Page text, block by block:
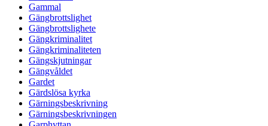
Gammal
Gängbrottslighet
Gängbrottslighete
Gängkriminalitet
Gängkriminaliteten
Gängskjutningar
Gängvåldet
Gardet
Gärdslösa kyrka
Gärningsbeskrivning
Gärningsbeskrivningen